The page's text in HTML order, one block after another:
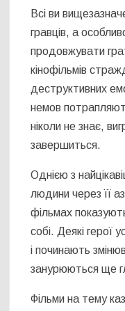
Всі ви
гравців, а
продовжувати
кінофільмів
деструктивних
немов
ніколи не знає,
завершиться.
Однією з
людини через її
фільмах
собі. Деякі герої
і починають
занурюються ще
Фільми на тему